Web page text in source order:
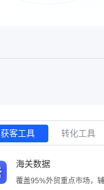
获客工具 转化工具
海关数据
覆盖95%外贸重点市场，